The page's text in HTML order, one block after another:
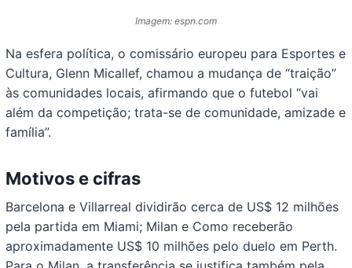
Imagem: espn.com
Na esfera política, o comissário europeu para Esportes e
Cultura, Glenn Micallef, chamou a mudança de “traição”
às comunidades locais, afirmando que o futebol “vai
além da competição; trata-se de comunidade, amizade e
família”.
Motivos e cifras
Barcelona e Villarreal dividirão cerca de US$ 12 milhões
pela partida em Miami; Milan e Como receberão
aproximadamente US$ 10 milhões pelo duelo em Perth.